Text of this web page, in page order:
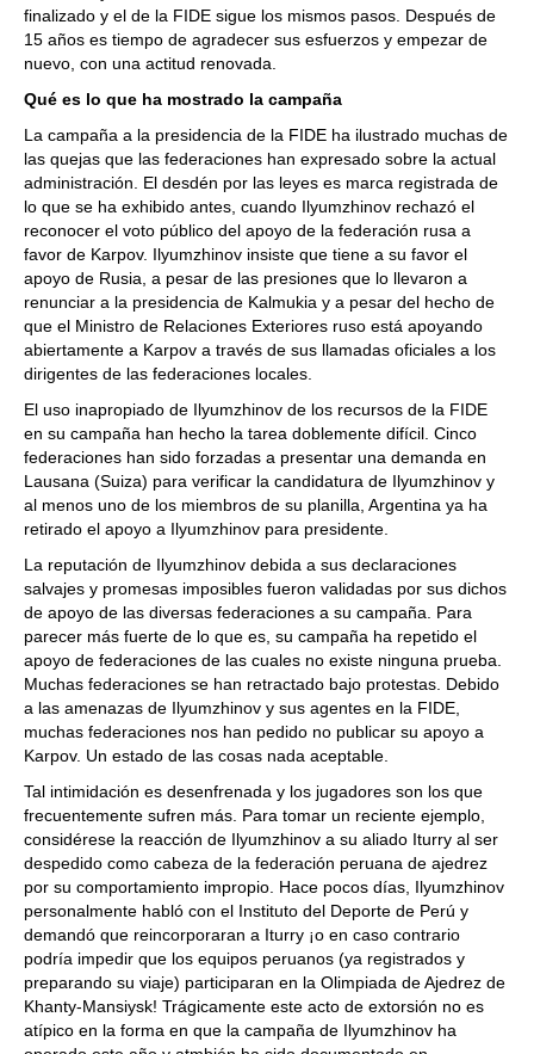
finalizado y el de la FIDE sigue los mismos pasos. Después de
15 años es tiempo de agradecer sus esfuerzos y empezar de
nuevo, con una actitud renovada.
Qué es lo que ha mostrado la campaña
La campaña a la presidencia de la FIDE ha ilustrado muchas de
las quejas que las federaciones han expresado sobre la actual
administración. El desdén por las leyes es marca registrada de
lo que se ha exhibido antes, cuando Ilyumzhinov rechazó el
reconocer el voto público del apoyo de la federación rusa a
favor de Karpov. Ilyumzhinov insiste que tiene a su favor el
apoyo de Rusia, a pesar de las presiones que lo llevaron a
renunciar a la presidencia de Kalmukia y a pesar del hecho de
que el Ministro de Relaciones Exteriores ruso está apoyando
abiertamente a Karpov a través de sus llamadas oficiales a los
dirigentes de las federaciones locales.
El uso inapropiado de Ilyumzhinov de los recursos de la FIDE
en su campaña han hecho la tarea doblemente difícil. Cinco
federaciones han sido forzadas a presentar una demanda en
Lausana (Suiza) para verificar la candidatura de Ilyumzhinov y
al menos uno de los miembros de su planilla, Argentina ya ha
retirado el apoyo a Ilyumzhinov para presidente.
La reputación de Ilyumzhinov debida a sus declaraciones
salvajes y promesas imposibles fueron validadas por sus dichos
de apoyo de las diversas federaciones a su campaña. Para
parecer más fuerte de lo que es, su campaña ha repetido el
apoyo de federaciones de las cuales no existe ninguna prueba.
Muchas federaciones se han retractado bajo protestas. Debido
a las amenazas de Ilyumzhinov y sus agentes en la FIDE,
muchas federaciones nos han pedido no publicar su apoyo a
Karpov. Un estado de las cosas nada aceptable.
Tal intimidación es desenfrenada y los jugadores son los que
frecuentemente sufren más. Para tomar un reciente ejemplo,
considérese la reacción de Ilyumzhinov a su aliado Iturry al ser
despedido como cabeza de la federación peruana de ajedrez
por su comportamiento impropio. Hace pocos días, Ilyumzhinov
personalmente habló con el Instituto del Deporte de Perú y
demandó que reincorporaran a Iturry ¡o en caso contrario
podría impedir que los equipos peruanos (ya registrados y
preparando su viaje) participaran en la Olimpiada de Ajedrez de
Khanty-Mansiysk! Trágicamente este acto de extorsión no es
atípico en la forma en que la campaña de Ilyumzhinov ha